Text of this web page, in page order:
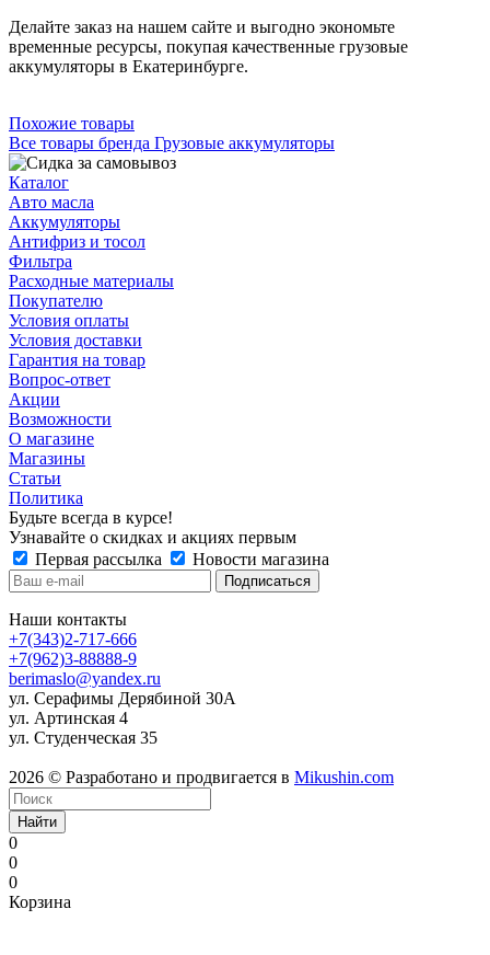
Делайте заказ на нашем сайте и выгодно экономьте
временные ресурсы, покупая качественные грузовые
аккумуляторы в Екатеринбурге.
Похожие товары
Все товары бренда Грузовые аккумуляторы
Каталог
Авто масла
Аккумуляторы
Антифриз и тосол
Фильтра
Расходные материалы
Покупателю
Условия оплаты
Условия доставки
Гарантия на товар
Вопрос-ответ
Акции
Возможности
О магазине
Магазины
Статьи
Политика
Будьте всегда в курсе!
Узнавайте о скидках и акциях первым
Первая рассылка
Новости магазина
Наши контакты
+7(343)2-717-666
+7(962)3-88888-9
berimaslo@yandex.ru
ул. Серафимы Дерябиной 30А
ул. Артинская 4
ул. Студенческая 35
2026 © Разработано и продвигается в Mikushin.com
Найти
0
0
0
Корзина